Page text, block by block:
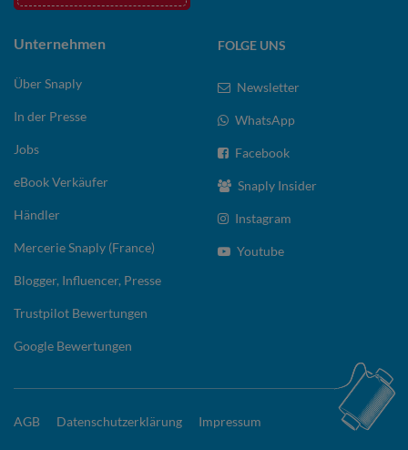
Unternehmen
Über Snaply
In der Presse
Jobs
eBook Verkäufer
Händler
Mercerie Snaply (France)
Blogger, Influencer, Presse
Trustpilot Bewertungen
Google Bewertungen
FOLGE UNS
Newsletter
WhatsApp
Facebook
Snaply Insider
Instagram
Youtube
AGB Datenschutzerklärung Impressum